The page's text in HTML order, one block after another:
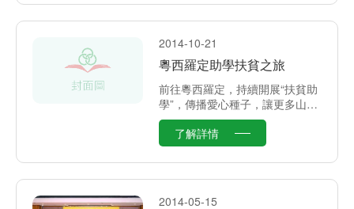
2014-10-21
粵西羅定助學扶貧之旅
前往粵西羅定，持續開展“扶貧助
學”，傳播愛心種子，讓更多山區
孩子得到學習機會，教育可以創
造奇蹟，期望莘莘學子能透過知
識改變命運，他朝成為建設國家
人材。
了解詳情
2014-05-15